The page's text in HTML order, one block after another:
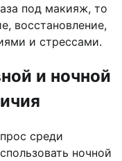
под макияж, то
восстановление,
и стрессами.
и ночной
среди
ночной